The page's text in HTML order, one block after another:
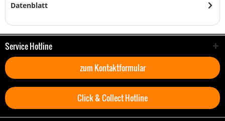
Datenblatt
Service Hotline
zum Kontaktformular
Click & Collect Hotline